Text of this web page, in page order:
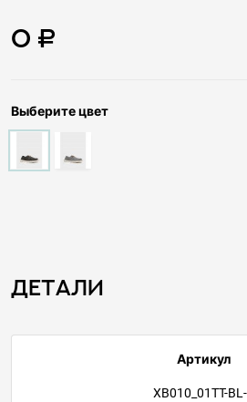
0 ₽
Выберите цвет
Детали
Артикул
XB010_01TT-